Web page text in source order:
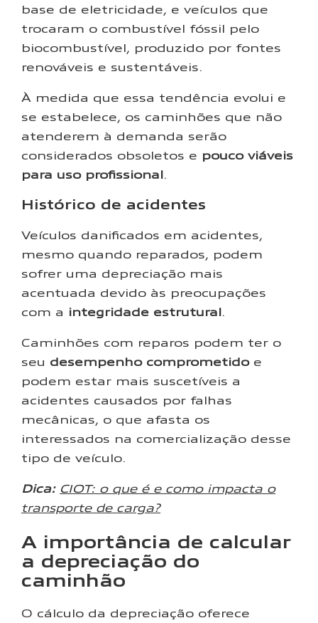
base de eletricidade, e veículos que
trocaram o combustível fóssil pelo
biocombustível, produzido por fontes
renováveis e sustentáveis.
À medida que essa tendência evolui e
se estabelece, os caminhões que não
atenderem à demanda serão
considerados obsoletos e pouco viáveis
para uso profissional
Histórico de acidentes
Veículos danificados em acidentes,
mesmo quando reparados, podem
sofrer uma depreciação mais
acentuada devido às preocupações
com a integridade estrutural
Caminhões com reparos podem ter o
seu desempenho comprometidoe
podem estar mais suscetíveis a
acidentes causados por falhas
mecânicas, o que afasta os
interessados na comercialização desse
tipo de veículo.
Dica: CIOT: o que é e como impacta o
transporte de carga?
A importância de calcular
a depreciação do
caminhão
O cálculo da depreciação oferece